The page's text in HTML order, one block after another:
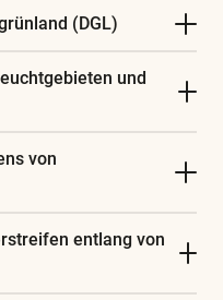
(DGL)
und
von
entlang von